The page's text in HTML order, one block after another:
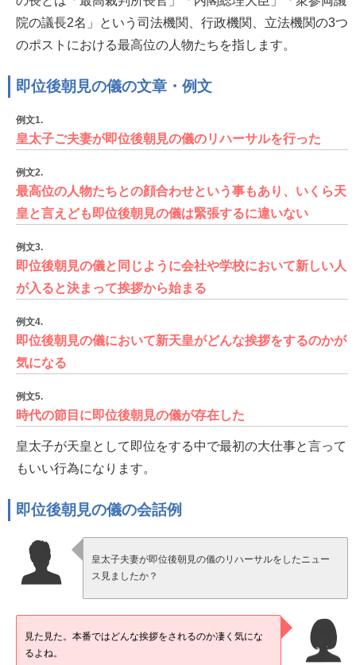
院の議長2名」という司法機関、行政機関、立法機関の3つ
のポストにおける最高位の人物たちを指します。
即位後朝見の儀の文章・例文
例文1.
皇太子ご夫妻が即位後朝見の儀のリハーサルを行った
例文2.
最高位の人物たちとの顔合わせという事もあり、いくら天
皇と言えども即位後朝見の儀は緊張するに違いない
例文3.
即位後朝見の儀と同じように会社や学校において新しい人
が入ると決まって挨拶から始まる
例文4.
即位後朝見の儀において新天皇がどんな挨拶をするのかが
気になる
例文5.
時代の節目に即位後朝見の儀が存在した
皇太子が天皇として即位をする中で最初の大仕事と言って
もいい行為になります。
即位後朝見の儀の会話例
皇太子夫妻が即位後朝見の儀のリハーサルをしたニュー
ス見ましたか？
見た見た。本番ではどんな挨拶をされるのか凄く気にな
るよね。